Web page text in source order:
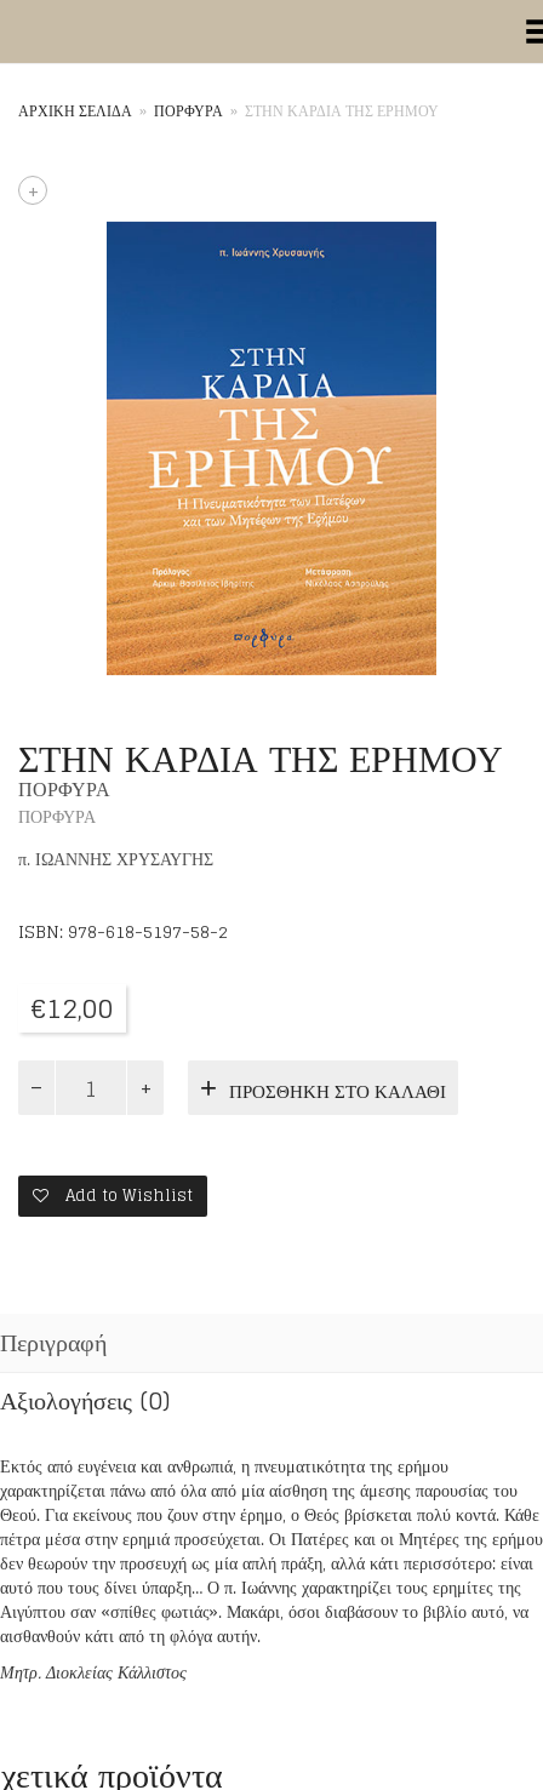
Toggle
ΑΡΧΙΚΉ ΣΕΛΊΔΑ » ΠΟΡΦΥΡΑ » ΣΤΗΝ ΚΑΡΔΙΑ ΤΗΣ ΕΡΗΜΟΥ
+
ΣΤΗΝ ΚΑΡΔΙΑ ΤΗΣ ΕΡΗΜΟΥ
ΠΟΡΦΥΡΑ
ΠΟΡΦΥΡΑ
π. ΙΩΑΝΝΗΣ ΧΡΥΣΑΥΓΗΣ
ISBN: 978-618-5197-58-2
€12,00
ΚΑΡΔΙΑ
ποσότητα
ΠΡΟΣΘΉΚΗ ΣΤΟ ΚΑΛΆΘΙ
Add to Wishlist
Περιγραφή
Αξιολογήσεις (0)
Εκτός από ευγένεια και ανθρωπιά, η πνευματικότητα της ερήμου
χαρακτηρίζεται πάνω από όλα από μία αίσθηση της άμεσης παρουσίας του
Θεού. Για εκείνους που ζουν στην έρημο, ο Θεός βρίσκεται πολύ κοντά. Κάθε
πέτρα μέσα στην ερημιά προσεύχεται. Οι Πατέρες και οι Μητέρες της ερήμου
δεν θεωρούν την προσευχή ως μία απλή πράξη, αλλά κάτι περισσότερο: είναι
αυτό που τους δίνει ύπαρξη… Ο π. Ιωάννης χαρακτηρίζει τους ερημίτες της
Αιγύπτου σαν «σπίθες φωτιάς». Μακάρι, όσοι διαβάσουν το βιβλίο αυτό, να
αισθανθούν κάτι από τη φλόγα αυτήν.
Μητρ. Διοκλείας Κάλλιστος
προϊόντα